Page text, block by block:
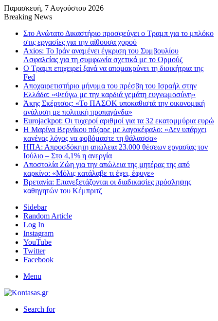
Παρασκευή, 7 Αυγούστου 2026
Breaking News
Στο Ανώτατο Δικαστήριο προσφεύγει ο Τραμπ για το μπλόκο
στις εργασίες για την αίθουσα χορού
Axios: Το Ιράν αναμένει έγκριση του Συμβουλίου
Ασφαλείας για τη συμφωνία σχετικά με το Ορμούζ
Ο Τραμπ επιχειρεί ξανά να απομακρύνει τη διοικήτρια της
Fed
Αποχαιρετιστήριο μήνυμα του πρέσβη του Ισραήλ στην
Ελλάδα: «Φεύγω με την καρδιά γεμάτη ευγνωμοσύνη»
Άκης Σκέρτσος: «Το ΠΑΣΟΚ υποκαθιστά την οικονομική
ανάλυση με πολιτική προπαγάνδα»
Eurojackpot: Οι τυχεροί αριθμοί για τα 32 εκατoμμύρια ευρώ
Η Μαρίνα Βερνίκου πόζαρε με λαγοκέφαλο: «Δεν υπάρχει
κανένας λόγος να φοβόμαστε τη θάλασσα»
ΗΠΑ: Απροσδόκητη απώλεια 23.000 θέσεων εργασίας τον
Ιούλιο – Στο 4,1% η ανεργία
Αποστολία Ζώη για την απώλεια της μητέρας της από
καρκίνο: «Μόλις κατάλαβε τι έχει, έφυγε»
Βρετανία: Επανεξετάζονται οι διαδικασίες πρόσληψης
καθηγητών του Κέμπριτζ
Sidebar
Random Article
Log In
Instagram
YouTube
Twitter
Facebook
Menu
Search for